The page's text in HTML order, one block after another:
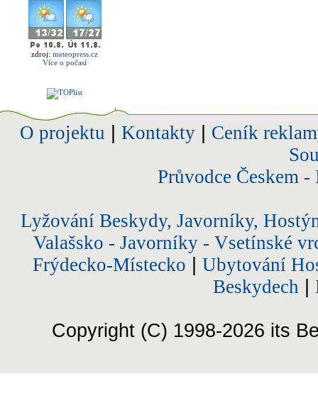
zdroj: meteopress.cz
Více o počasí
O projektu Kontakty| Ceník
Průvodce Českem
Lyžování Beskydy, Javorníky,
Valašsko - Javorníky - Vsetínské
Frýdecko-Místecko
Ubytování
Beskydech
Copyright (C) 1998-2026 its